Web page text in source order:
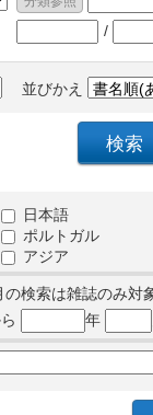
/
並びかえ
日本語
ポルトガル
アジア
検索は雑誌のみ対
年